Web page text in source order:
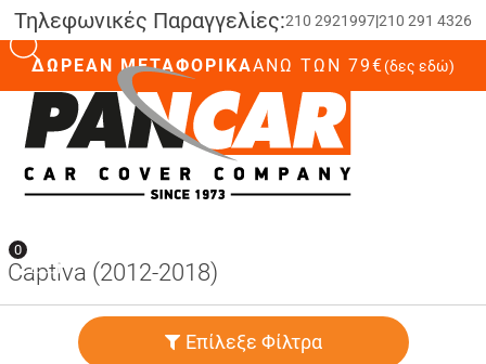
Τηλεφωνικές Παραγγελίες:210 2921997|210 291 4326
ΔΩΡΕΑΝ ΜΕΤΑΦΟΡΙΚΑΆΝΩ ΤΩΝ 79€(δες εδώ)
0
Captiva (2012-2018)
Επίλεξε Φίλτρα